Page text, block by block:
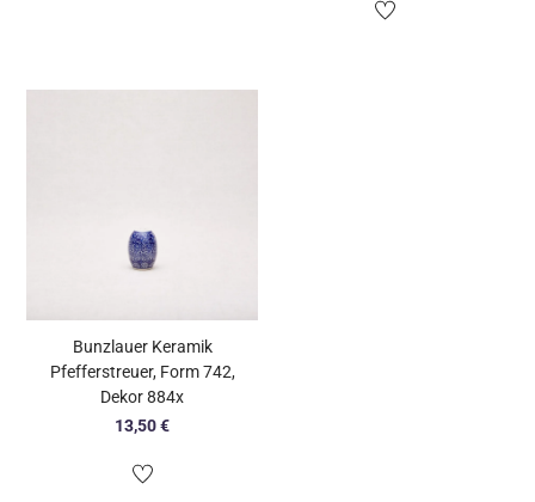
Bunzlauer Keramik
Pfefferstreuer, Form 742,
Dekor 884x
13,50€